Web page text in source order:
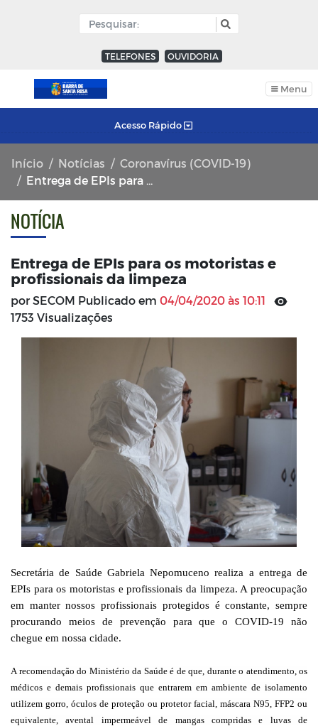
TELEFONES OUVIDORIA
Menu
Acesso Rápido
Início Notícias
Coronavírus (COVID-19)
Entrega de EPIs para os motoristas e profissionais da limpeza
NOTÍCIA
Entrega de EPIs para os motoristas e
profissionais da limpeza
por SECOM Publicado em 04/04/2020 às 10:11
1753 Visualizações
Secretária de Saúde Gabriela Nepomuceno realiza a entrega de
EPIs para os motoristas e profissionais da limpeza. A preocupação
em manter nossos profissionais protegidos é constante, sempre
procurando meios de prevenção para que o COVID-19 não
chegue em nossa cidade.
A recomendação do Ministério da Saúde é de que, durante o atendimento, os
médicos e demais profissionais que entrarem em ambiente de isolamento
utilizem gorro, óculos de proteção ou protetor facial, máscara N95, FFP2 ou
equivalente, avental impermeável de mangas compridas e luvas de